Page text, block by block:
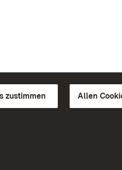
zustimmen Allen